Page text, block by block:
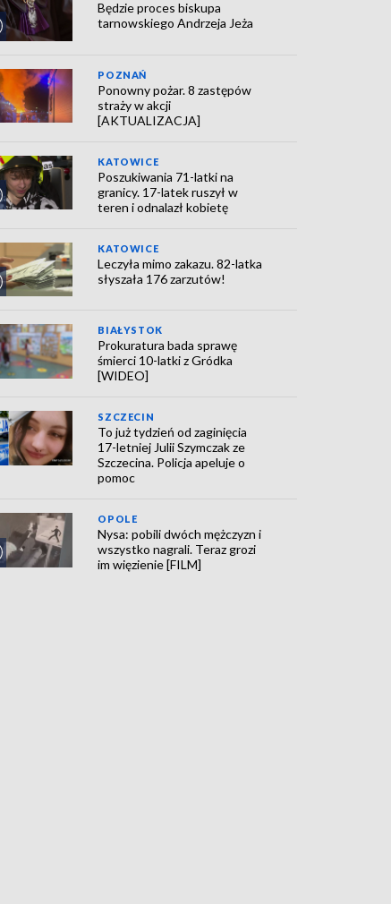
Będzie proces biskupa
tarnowskiego Andrzeja Jeża
POZNAŃ
Ponowny pożar. 8 zastępów
straży w akcji
[AKTUALIZACJA]
KATOWICE
Poszukiwania 71-latki na
granicy. 17-latek ruszył w
teren i odnalazł kobietę
KATOWICE
Leczyła mimo zakazu. 82-latka
słyszała 176 zarzutów!
BIAŁYSTOK
Prokuratura bada sprawę
śmierci 10-latki z Gródka
[WIDEO]
SZCZECIN
To już tydzień od zaginięcia
17-letniej Julii Szymczak ze
Szczecina. Policja apeluje o
pomoc
OPOLE
Nysa: pobili dwóch mężczyzn i
wszystko nagrali. Teraz grozi
im więzienie [FILM]